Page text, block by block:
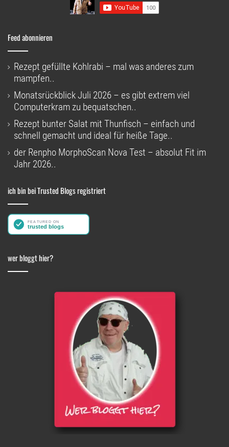
Feed abonnieren
Rezept gefüllte Kohlrabi – mal was anderes zum
mampfen..
Monatsrückblick Juli 2026 – es gibt extrem viel
Computerkram zu bequatschen..
Rezept bunter Salat mit Thunfisch – einfach und
schnell gemacht und ideal für heiße Tage..
der Renpho MorphoScan Nova Test – absolut Fit im
Jahr 2026..
ich bin bei Trusted Blogs registriert
wer bloggt hier?